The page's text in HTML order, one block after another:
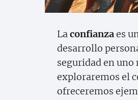
La confianzaes
desarrollo
seguridad en uno
exploraremos el
ofreceremos